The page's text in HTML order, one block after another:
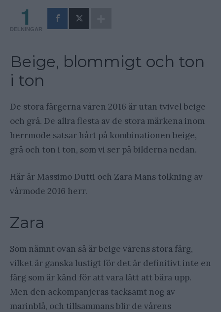
1
DELNINGAR
Beige, blommigt och ton
i ton
De stora färgerna våren 2016 är utan tvivel beige
och grå. De allra flesta av de stora märkena inom
herrmode satsar hårt på kombinationen beige,
grå och ton i ton, som vi ser på bilderna nedan.
Här är Massimo Dutti och Zara Mans tolkning av
vårmode 2016 herr.
Zara
Som nämnt ovan så är beige vårens stora färg,
vilket är ganska lustigt för det är definitivt inte en
färg som är känd för att vara lätt att bära upp.
Men den ackompanjeras tacksamt nog av
marinblå, och tillsammans blir de vårens